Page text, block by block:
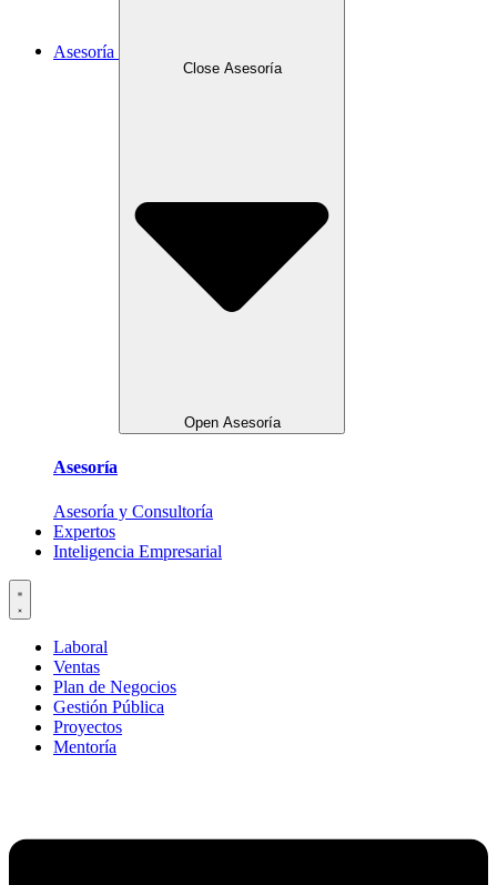
Asesoría
Close Asesoría
Open Asesoría
Asesoría
Asesoría y Consultoría
Expertos
Inteligencia Empresarial
Laboral
Ventas
Plan de Negocios
Gestión Pública
Proyectos
Mentoría